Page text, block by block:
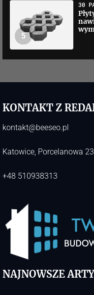
5
30
KONTAKT Z
kontakt@beeseo.pl
Katowice, Porcelanowa 23
+48 510938313
NAJNOWSZE